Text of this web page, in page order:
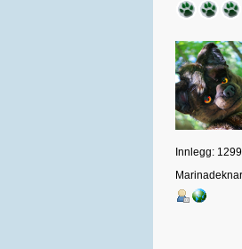
Innlegg: 1299